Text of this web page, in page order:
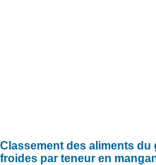
Classement des aliments
froides par teneur en